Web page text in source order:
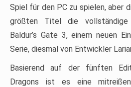
Spiel für den PC zu spielen, aber
größten Titel die vollständige
Baldur’s Gate 3, einem neuen
Serie, diesmal von Entwickler
Basierend auf der fünften
Dragons ist es eine